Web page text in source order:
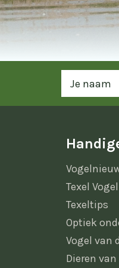
Texel
Texeltips
Optiek
Vogel van
Dieren